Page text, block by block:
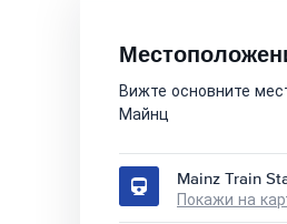
Вижте основните
Майнц
Mainz Train
Покажи на